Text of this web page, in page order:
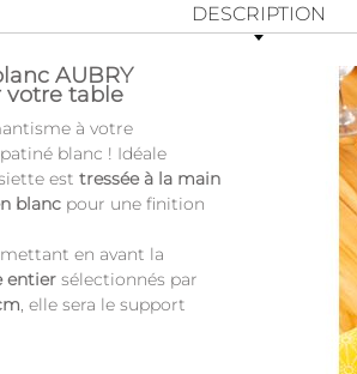
DESCRIPTION
AUBRY
votre table
à votre
blanc ! Idéale
est tressée à la main
blanc pour une finition
, mettant en avant la
entier sélectionnés par
, elle sera le support